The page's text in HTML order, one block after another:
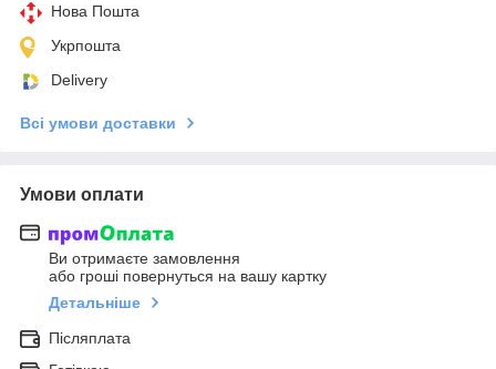
Нова Пошта
Укрпошта
Delivery
Всі умови доставки
Умови оплати
Ви отримаєте замовлення
або гроші повернуться на вашу картку
Детальніше
Післяплата